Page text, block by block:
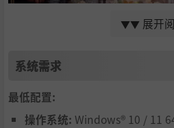
■自由剧本
▼▼ 展开
系统需求
最低配置:
操作系统: Windows® 10 / 11